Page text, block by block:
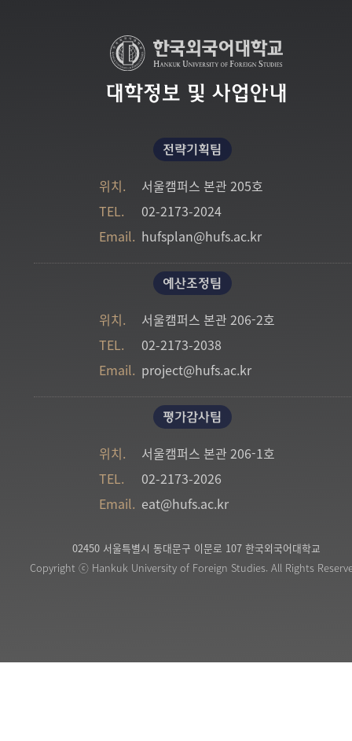
대학정보 및 사업안내
전략기획팀
위치.
서울캠퍼스 본관 205호
TEL.
02-2173-2024
Email. hufsplan@hufs.ac.kr
예산조정팀
위치.
서울캠퍼스 본관 206-2호
TEL.
02-2173-2038
Email. project@hufs.ac.kr
평가감사팀
위치.
서울캠퍼스 본관 206-1호
TEL.
02-2173-2026
Email. eat@hufs.ac.kr
02450 서울특별시 동대문구 이문로 107 한국외국어대학교
Copyright ⓒ Hankuk University of Foreign Studies. All Rights